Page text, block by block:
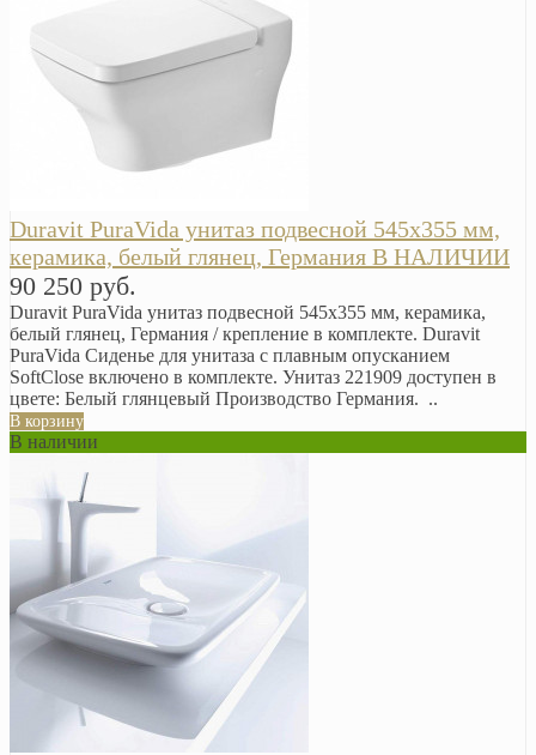
Duravit PuraVida унитаз подвесной 545х355 мм,
керамика, белый глянец, Германия В НАЛИЧИИ
90 250 руб.
Duravit PuraVida унитаз подвесной 545х355 мм, керамика,
белый глянец, Германия / крепление в комплекте. Duravit
PuraVida Сиденье для унитаза с плавным опусканием
SoftClose включено в комплекте. Унитаз 221909 доступен в
цвете: Белый глянцевый Производство Германия. ..
В корзину
В наличии